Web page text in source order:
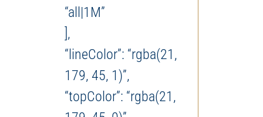
“all|1M”
],
“lineColor”: “rgba(21,
179, 45, 1)”,
“topColor”: “rgba(21,